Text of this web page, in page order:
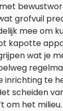
grofvuil
mee om
kapotte
wat je
inrichting te
scheiden
om het